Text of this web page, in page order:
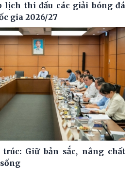
lịch thi đấu các giải bóng đá
gia 2026/27
Giữ bản sắc, nâng chất